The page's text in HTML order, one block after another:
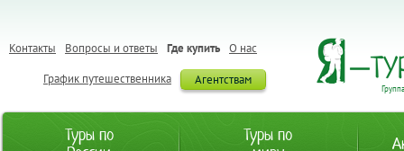
О нас
Где купить
Вопросы и ответы
Контакты
Агентствам
График путешественника
Туры по
Туры по